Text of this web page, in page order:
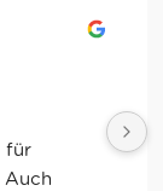
der